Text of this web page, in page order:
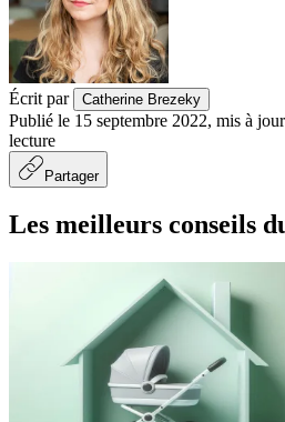
Écrit par Catherine Brezeky
Publié le 15 septembre 2022, mis à
lecture
Partager
Les meilleurs conseils